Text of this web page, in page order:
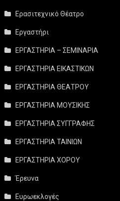
Ερασιτεχνικό Θέατρο
Εργαστήρι
ΕΡΓΑΣΤΗΡΙΑ – ΣΕΜΙΝΑΡΙΑ
ΕΡΓΑΣΤΗΡΙΑ ΕΙΚΑΣΤΙΚΩΝ
ΕΡΓΑΣΤΗΡΙΑ ΘΕΑΤΡΟΥ
ΕΡΓΑΣΤΗΡΙΑ ΜΟΥΣΙΚΗΣ
ΕΡΓΑΣΤΗΡΙΑ ΣΥΓΓΡΑΦΗΣ
ΕΡΓΑΣΤΗΡΙΑ ΤΑΙΝΙΩΝ
ΕΡΓΑΣΤΗΡΙΑ ΧΟΡΟΥ
Έρευνα
Ευρωεκλογές